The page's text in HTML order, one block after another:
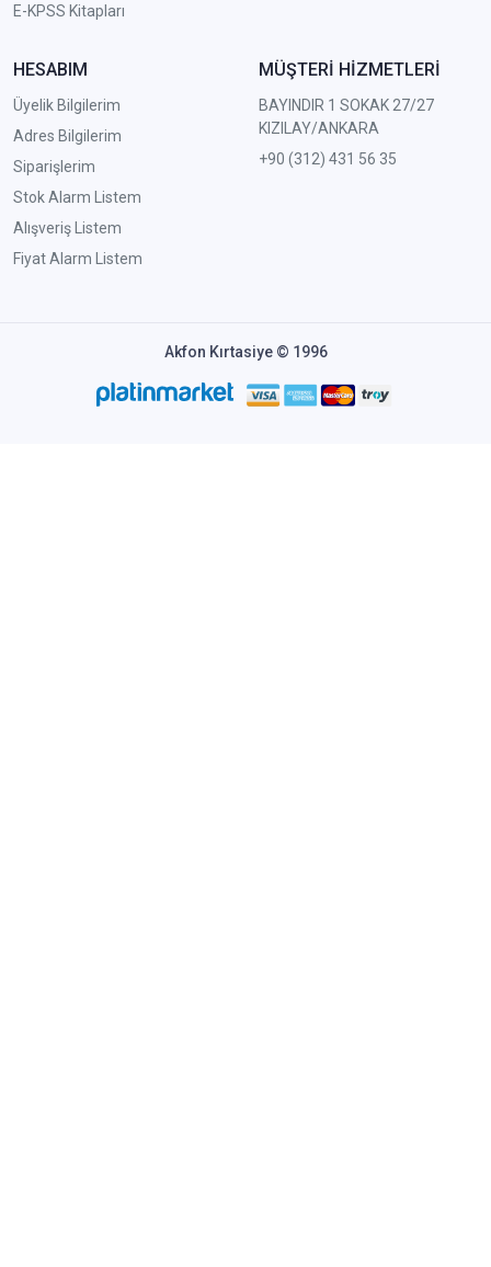
E-KPSS Kitapları
HESABIM
Üyelik Bilgilerim
Adres Bilgilerim
Siparişlerim
Stok Alarm Listem
Alışveriş Listem
Fiyat Alarm Listem
MÜŞTERİ HİZMETLERİ
BAYINDIR 1 SOKAK 27/27
KIZILAY/ANKARA
+90 (312) 431 56 35
Akfon Kırtasiye © 1996